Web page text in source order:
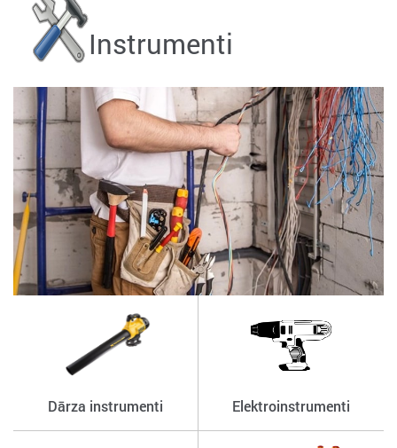
Instrumenti
Dārza instrumenti Elektroinstrumenti